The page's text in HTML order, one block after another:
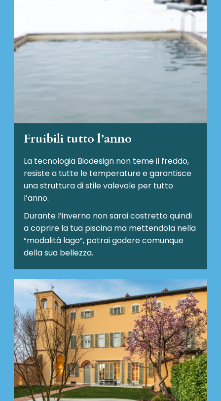
Fruibili tutto l’anno
La tecnologia Biodesign non teme il freddo,
resiste a tutte le temperature e garantisce
una struttura di stile valevole per tutto
l’anno.
Durante l’inverno non sarai costretto quindi
a coprire la tua piscina ma mettendola nella
“modalità lago”, potrai godere comunque
della sua bellezza.